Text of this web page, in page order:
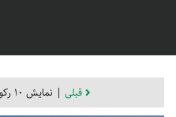
قبلی | نمایش 10 رکورد از 11 تا 20 |